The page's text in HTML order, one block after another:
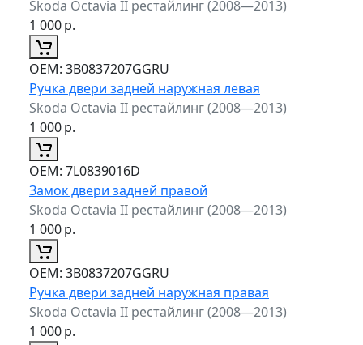
Skoda Octavia II рестайлинг (2008—2013)
1 000р.
ОЕМ: 3B0837207GGRU
Ручка двери задней наружная левая
Skoda Octavia II рестайлинг (2008—2013)
1 000р.
ОЕМ: 7L0839016D
Замок двери задней правой
Skoda Octavia II рестайлинг (2008—2013)
1 000р.
ОЕМ: 3B0837207GGRU
Ручка двери задней наружная правая
Skoda Octavia II рестайлинг (2008—2013)
1 000р.